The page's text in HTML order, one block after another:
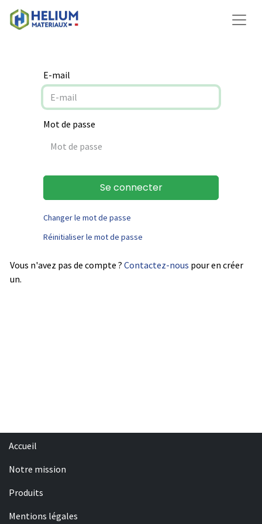
E-mail
Mot de passe
Se connecter
Changer le mot de passe
Réinitialiser le mot de passe
Vous n'avez pas de compte ? Contactez-nous pour en créer
un.
Accueil
Notre mission
Produits
Mentions légales